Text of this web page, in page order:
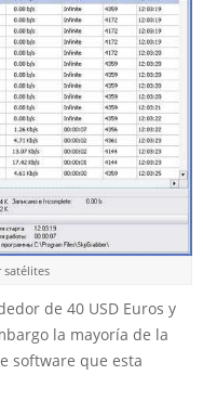
satélites
de 40 USD Euros y
la mayoría de la
software que esta